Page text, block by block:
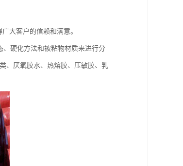
大客户的信赖和满意。
硬化方法和被粘物材质来进行分
、厌氧胶水、热熔胶、压敏胶、乳